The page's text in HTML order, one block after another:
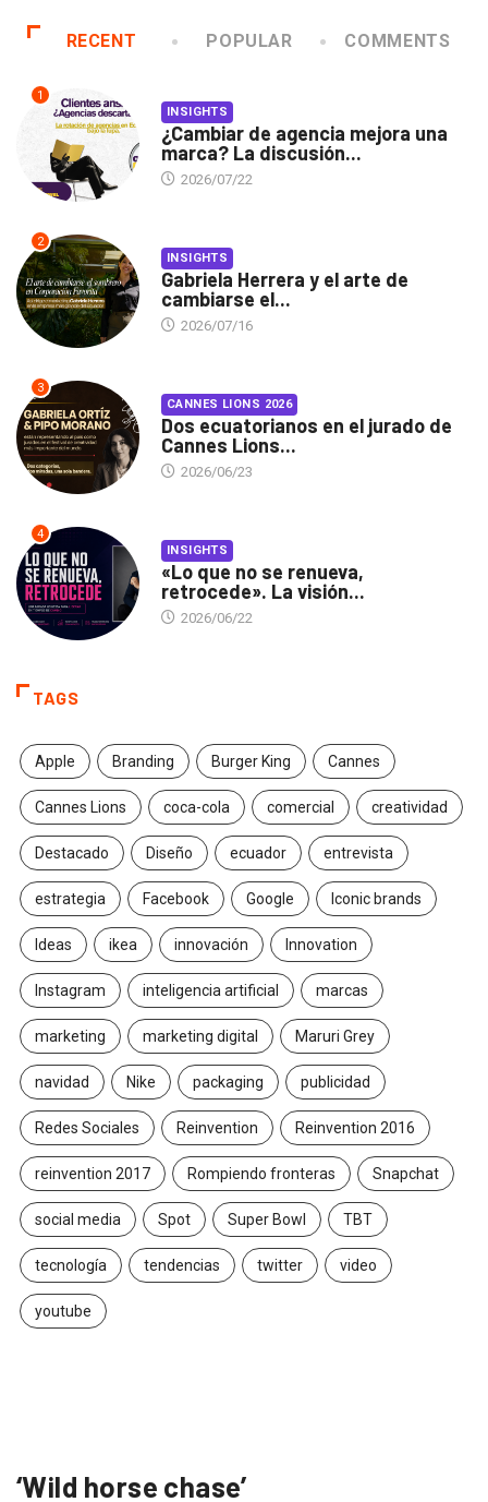
RECENT POPULAR COMMENTS
1
INSIGHTS
¿Cambiar de agencia mejora una
marca? La discusión...
2026/07/22
2
INSIGHTS
Gabriela Herrera y el arte de
cambiarse el...
2026/07/16
3
CANNES LIONS 2026
Dos ecuatorianos en el jurado de
Cannes Lions...
2026/06/23
4
INSIGHTS
«Lo que no se renueva,
retrocede». La visión...
2026/06/22
TAGS
Apple Branding Burger King Cannes
Cannes Lions coca-cola comercial creatividad
Destacado Diseño ecuador entrevista
estrategia Facebook Google Iconic brands
Ideas ikea innovación Innovation
Instagram inteligencia artificial marcas
marketing marketing digital Maruri Grey
navidad Nike packaging publicidad
Redes Sociales Reinvention Reinvention 2016
reinvention 2017 Rompiendo fronteras Snapchat
social media Spot Super Bowl TBT
tecnología tendencias twitter video
youtube
‘Wild horse chase’